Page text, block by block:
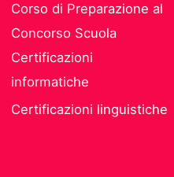
Corso di Preparazione al
Concorso Scuola
Certificazioni
informatiche
Certificazioni linguistiche